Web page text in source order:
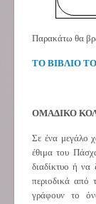
Παρακάτω θα
ΤΟ ΒΙΒΛΙΟ
ΟΜΑΔΙΚΟ
Σε ένα μεγάλο
έθιμα του
διαδίκτυο ή να
περιοδικά από
γράφουν το